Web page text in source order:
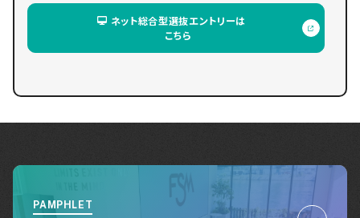
ネット総合型選抜エントリーは
こちら
PAMPHLET